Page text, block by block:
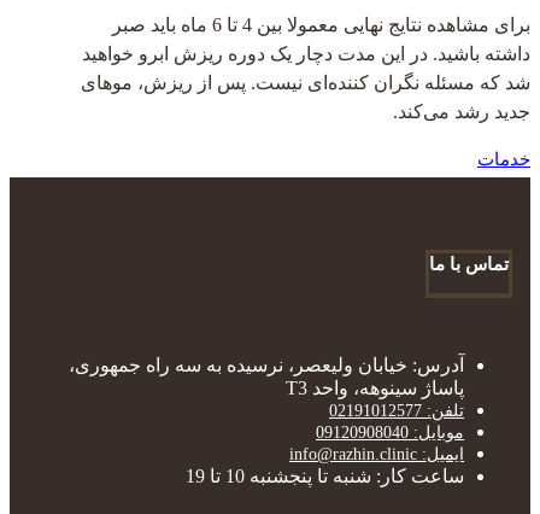
برای مشاهده نتایج نهایی معمولا بین 4 تا 6 ماه باید صبر
داشته باشید. در این مدت دچار یک دوره ریزش ابرو خواهید
شد که مسئله نگران کننده‌ای نیست. پس از ریزش، موهای
جدید رشد می‌کند.
خدمات
تماس با ما
آدرس: خیابان ولیعصر، نرسیده به سه راه جمهوری،
پاساژ سینوهه، واحد T3
تلفن: 02191012577
موبایل: 09120908040
ایمیل: info@razhin.clinic
ساعت کار: شنبه تا پنجشنبه 10 تا 19